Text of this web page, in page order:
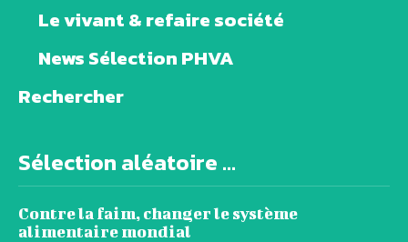
Le vivant & refaire société
News Sélection PHVA
Rechercher
Sélection aléatoire ...
Contre la faim, changer le système
alimentaire mondial